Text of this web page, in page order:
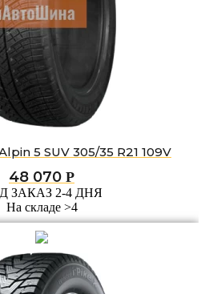
5 SUV 305/35 R21 109V
48 070 Р
ЗАКАЗ 2-4 ДНЯ
На складе >4